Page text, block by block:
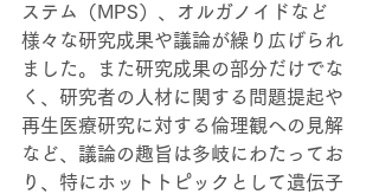
ステム（MPS）、オルガノイドなど
様々な研究成果や議論が繰り広げられ
ました。また研究成果の部分だけでな
く、研究者の人材に関する問題提起や
再生医療研究に対する倫理観への見解
など、議論の趣旨は多岐にわたってお
り、特にホットトピックとして遺伝子